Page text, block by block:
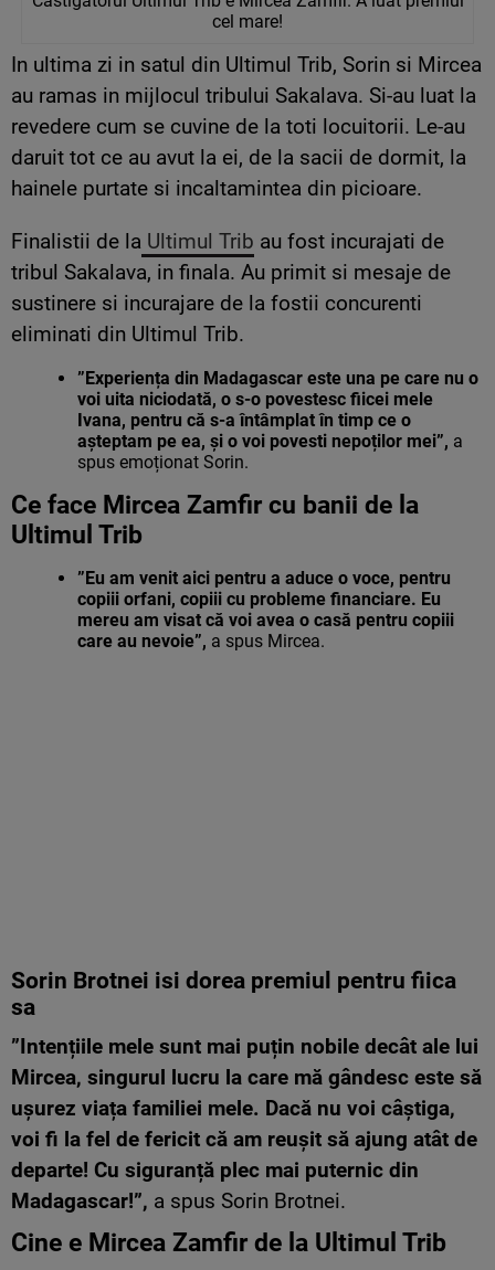
cel mare!
In ultima zi in satul din Ultimul Trib, Sorin si Mircea
au ramas in mijlocul tribului Sakalava. Si-au luat la
revedere cum se cuvine de la toti locuitorii. Le-au
daruit tot ce au avut la ei, de la sacii de dormit, la
hainele purtate si incaltamintea din picioare.
Finalistii de la Ultimul Trib au fost incurajati de
tribul Sakalava, in finala. Au primit si mesaje de
sustinere si incurajare de la fostii concurenti
eliminati din Ultimul Trib.
”Experiența din Madagascar este una pe care nu o
voi uita niciodată, o s-o povestesc fiicei mele
Ivana, pentru că s-a întâmplat în timp ce o
așteptam pe ea, și o voi povesti nepoților mei”, a
spus emoționat Sorin.
Ce face Mircea Zamfir cu banii de la
Ultimul Trib
”Eu am venit aici pentru a aduce o voce, pentru
copiii orfani, copiii cu probleme financiare. Eu
mereu am visat că voi avea o casă pentru copiii
care au nevoie”, a spus Mircea.
Sorin Brotnei isi dorea premiul pentru fiica
sa
”Intențiile mele sunt mai puțin nobile decât ale lui
Mircea, singurul lucru la care mă gândesc este să
ușurez viața familiei mele. Dacă nu voi câștiga,
voi fi la fel de fericit că am reușit să ajung atât de
departe! Cu siguranță plec mai puternic din
Madagascar!”, a spus Sorin Brotnei.
Cine e Mircea Zamfir de la Ultimul Trib